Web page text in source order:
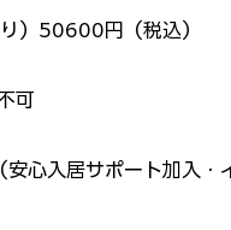
）50600円（税込）
可
心入居サポート加入・